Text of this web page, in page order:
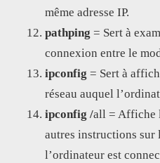
même adresse IP.
pathping = Sert à
connexion entre le
ipconfig = Sert à
réseau auquel
ipconfig /all = Affiche
autres instructions sur
l’ordinateur est